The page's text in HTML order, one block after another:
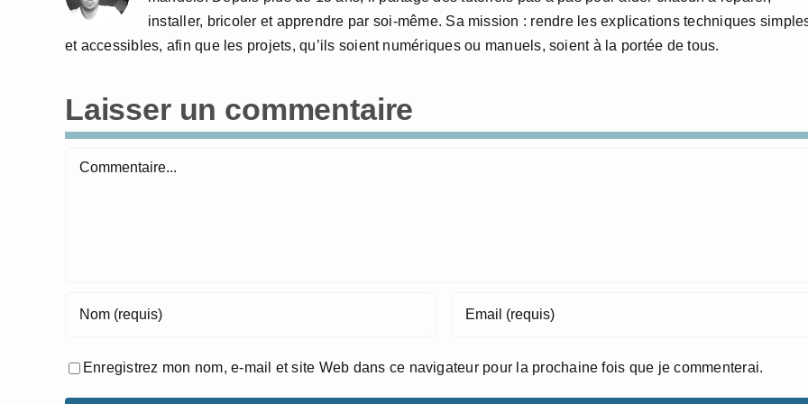
installer, bricoler et apprendre par soi-même. Sa mission : rendre les explications techniques
et accessibles, afin que les projets, qu’ils soient numériques ou manuels, soient à la portée de tous.
Laisser un commentaire
Commentaire
Enregistrez mon nom, e-mail et site Web dans ce navigateur pour la prochaine fois que je commenterai.